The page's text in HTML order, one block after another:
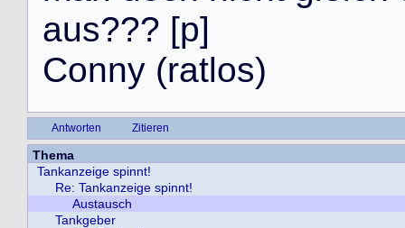
aus??? [p]
Conny (ratlos)
Antworten Zitieren
Thema
Tankanzeige spinnt!
Re: Tankanzeige spinnt!
Austausch
Tankgeber